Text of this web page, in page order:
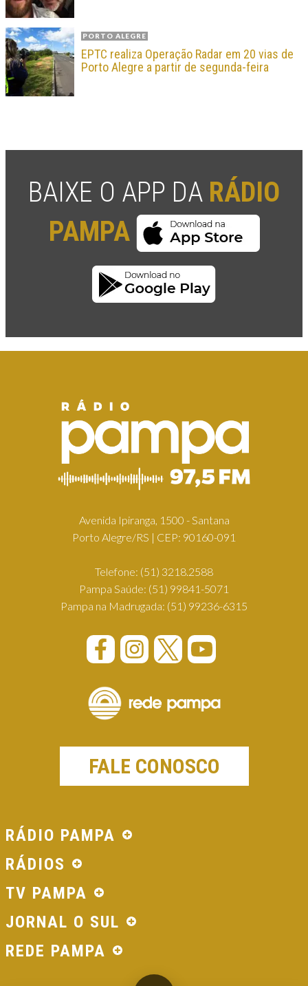
PORTO ALEGRE
EPTC realiza Operação Radar em 20 vias de
Porto Alegre a partir de segunda-feira
BAIXE O APP DA RÁDIO
PAMPA
Avenida Ipiranga, 1500 - Santana
Porto Alegre/RS | CEP: 90160-091
Telefone: (51) 3218.2588
Pampa Saúde: (51) 99841-5071
Pampa na Madrugada: (51) 99236-6315
FALE CONOSCO
RÁDIO PAMPA
RÁDIOS
TV PAMPA
JORNAL O SUL
REDE PAMPA